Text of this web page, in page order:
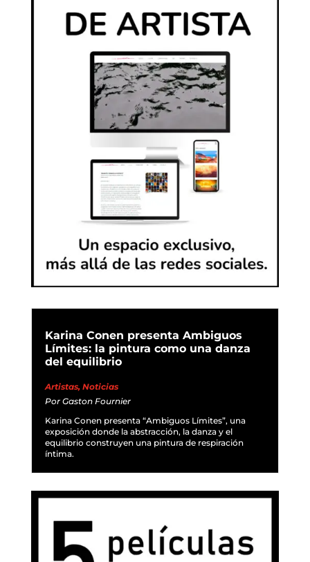
Karina Conen presenta Ambiguos
Límites: la pintura como una danza
del equilibrio
Artistas, Noticias
Por Gaston Fournier
Karina Conen presenta “Ambiguos Límites”, una
exposición donde la abstracción, la danza y el
equilibrio construyen una pintura de respiración
íntima.